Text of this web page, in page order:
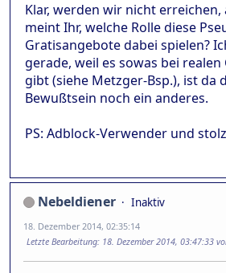
Klar, werden wir nicht erreichen,
meint Ihr, welche Rolle diese
Gratisangebote dabei spielen?
gerade, weil es sowas bei
gibt (siehe Metzger-Bsp.), ist da
Bewußtsein noch ein anderes.
PS: Adblock-Verwender und
Nebeldiener
Inaktiv
18. Dezember 2014, 02:35:14
Letzte Bearbeitung: 18. Dezember 2014, 03:47:33